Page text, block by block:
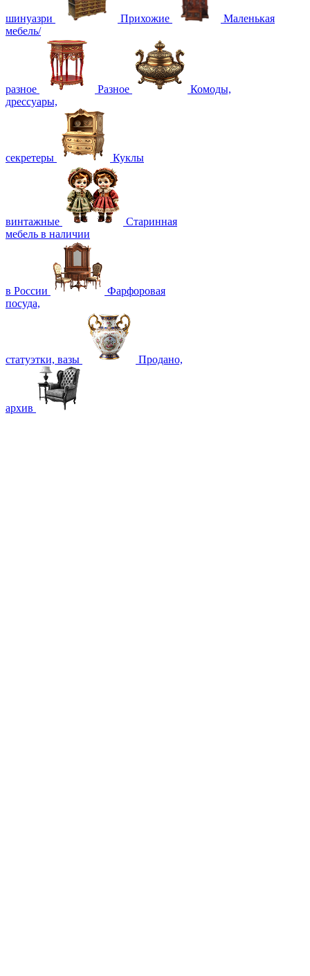
шинуазри Прихожие
Маленькая
мебель/
разное Разное
Комоды,
дрессуары,
секретеры Куклы
винтажные
Старинная
мебель в наличии
в России
Фарфоровая
посуда,
статуэтки, вазы Продано,
архив